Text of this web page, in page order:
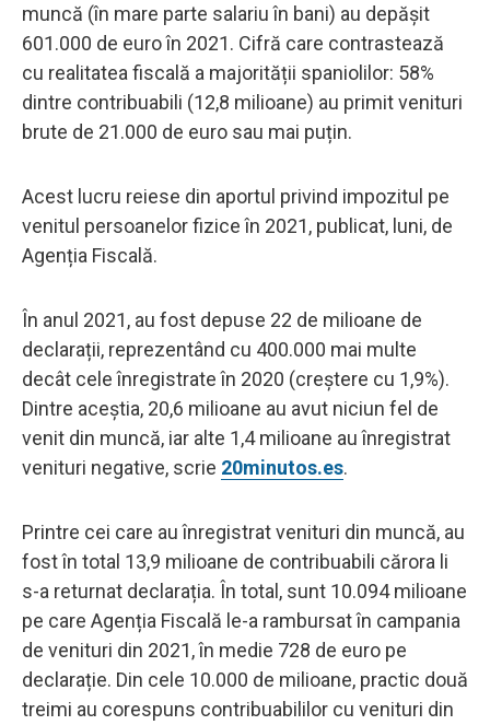
muncă (în mare parte salariu în bani) au depășit
601.000 de euro în 2021. Cifră care contrastează
cu realitatea fiscală a majorității spaniolilor: 58%
dintre contribuabili (12,8 milioane) au primit venituri
brute de 21.000 de euro sau mai puțin.
Acest lucru reiese din aportul privind impozitul pe
venitul persoanelor fizice în 2021, publicat, luni, de
Agenția Fiscală.
În anul 2021, au fost depuse 22 de milioane de
declarații, reprezentând cu 400.000 mai multe
decât cele înregistrate în 2020 (creștere cu 1,9%).
Dintre aceștia, 20,6 milioane au avut niciun fel de
venit din muncă, iar alte 1,4 milioane au înregistrat
venituri negative, scrie 20minutos.es.
Printre cei care au înregistrat venituri din muncă, au
fost în total 13,9 milioane de contribuabili cărora li
s-a returnat declarația. În total, sunt 10.094 milioane
pe care Agenția Fiscală le-a rambursat în campania
de venituri din 2021, în medie 728 de euro pe
declarație. Din cele 10.000 de milioane, practic două
treimi au corespuns contribuabililor cu venituri din